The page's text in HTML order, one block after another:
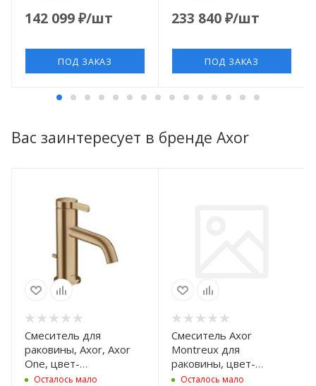
142 099₽/шт
ПОД ЗАКАЗ
233 840₽/шт
ПОД ЗАКАЗ
Вас заинтересует в бренде Axor
Смеситель для
раковины, Axor, Axor
One, цвет-
шлифованная бронза
Осталось мало
Смеситель Axor
Montreux для
раковины, цвет-
шлифованное золото
Осталось мало